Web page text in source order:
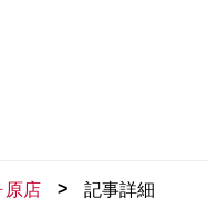
原店 > 記事詳細